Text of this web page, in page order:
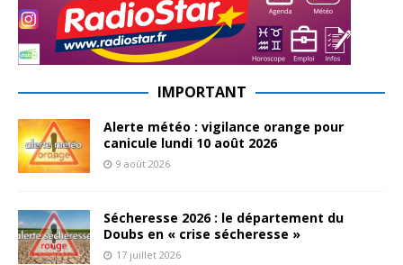
IMPORTANT
Alerte météo : vigilance orange pour
canicule lundi 10 août 2026
9 août 2026
Sécheresse 2026 : le département du
Doubs en « crise sécheresse »
17 juillet 2026